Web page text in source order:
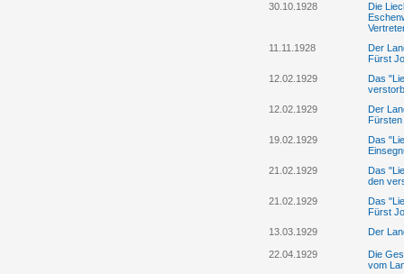
30.10.1928
Die
11.11.1928
Der
Fürst
12.02.1929
Das
12.02.1929
Der
19.02.1929
Das
21.02.1929
Das
den
21.02.1929
Das
Fürst
13.03.1929
Der
22.04.1929
Die
vom